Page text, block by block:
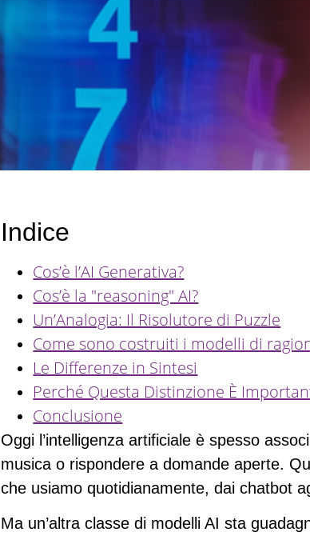
Indice
Cos’è l’AI Generativa?
Cos’è la "reasoning" AI?
Un’Analogia: Il Risolutore di Puzzle
Come sono costruiti i modelli di
Le Differenze in Sintesi
Perché Questa Distinzione È
Conclusione
Oggi l’intelligenza artificiale è spesso
musica o rispondere a domande aperte.
che usiamo quotidianamente, dai chatbot
Ma un’altra classe di modelli AI sta